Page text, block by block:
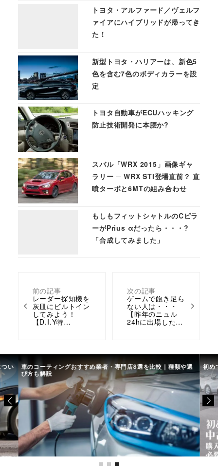
前の記事
レーダー探知機を
灰皿にビルトイン
してみよう！
【D.I.Y特…
次の記事
ゲームで飽き足ら
ない人は・・・
【昨年のニュル
24hに出場した…
トヨタ・アルファード／ヴェルフ
ァイアにハイブリッドが帰ってき
た！
新型トヨタ・ハリアーは、新色5
色を含む7色のボディカラーを設
定
トヨタ自動車がECUハッキング
防止技術開発に本腰か?
スバル「WRX 2015」画像ギャ
ラリー ─ WRX STI登場直前？ 直
噴ターボと6MTの組み合わせ
もしもフィットシャトルのCピラ
ーがPrius αだったら・・・?
「合成してみました」
い 車のコーティングおすすめ業者・専門店8選を比較｜種類や選
び方も解説
初め